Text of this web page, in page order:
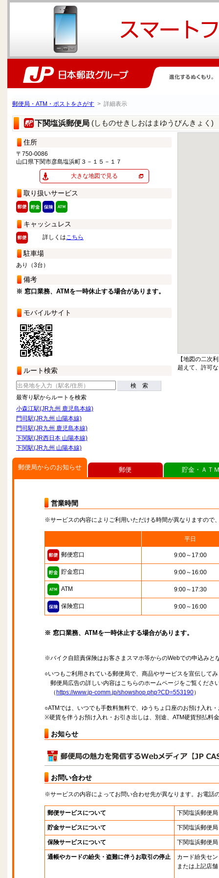
郵便局・ATM・ポストをさがす > 詳細表示
下関塩浜郵便局 (しものせきしおはまゆうびんきょく)
住所
〒750-0086
山口県下関市彦島塩浜町３－１５－１７
大きな地図で見る
取り扱いサービス
キャッシュレス
詳しくはこちら
駐車場
あり（3台）
備考
※ 窓口業務、ATMを一時休止する場合があります。
モバイルサイト
ルート検索
検 索
最寄り駅からルートを検索
小森江駅(JR九州 鹿児島本線)
門司駅(JR九州 山陽本線)
門司駅(JR九州 鹿児島本線)
下関駅(JR西日本 山陽本線)
下関駅(JR九州 山陽本線)
【地図の二次
超えて、許可
郵便局からのお知らせ
営業時間
※サービスの内容によりご利用いただける時間が異なりますので
平日
郵便窓口 9:00～17:00
貯金窓口 9:00～16:00
ATM 9:00～17:30
保険窓口 9:00～16:00
※ 窓口業務、ATMを一時休止する場合があります。
※バイク自賠責保険はお客さまスマホ等からのWebでの申込みと
○いつもご利用されている郵便局で、商品やサービスを宣伝して
郵便局広告の詳しい内容はこちらのホームページをご覧くださ
（ https://www.jp-comm.jp/showshop.php?CD=553190）
○ATMでは、いつでも手数料無料で、ゆうちょ口座のお預け入れ
※硬貨を伴うお預け入れ・お引き出しは、別途、ATM硬貨預払料
お知らせ
お問い合わせ
※サービスの内容によってお問い合わせ先が異なります。お電話
郵便サービスについて 下関塩浜郵便局
貯金サービスについて 下関塩浜郵便局
保険サービスについて 下関塩浜郵便局
通帳やカードの紛失・盗難に伴うお取引の停止
カード紛失セ
または上記店舗
郵便 貯金・ＡＴ